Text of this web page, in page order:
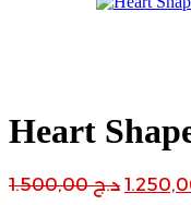
Heart
د.ج1.500,00
Original